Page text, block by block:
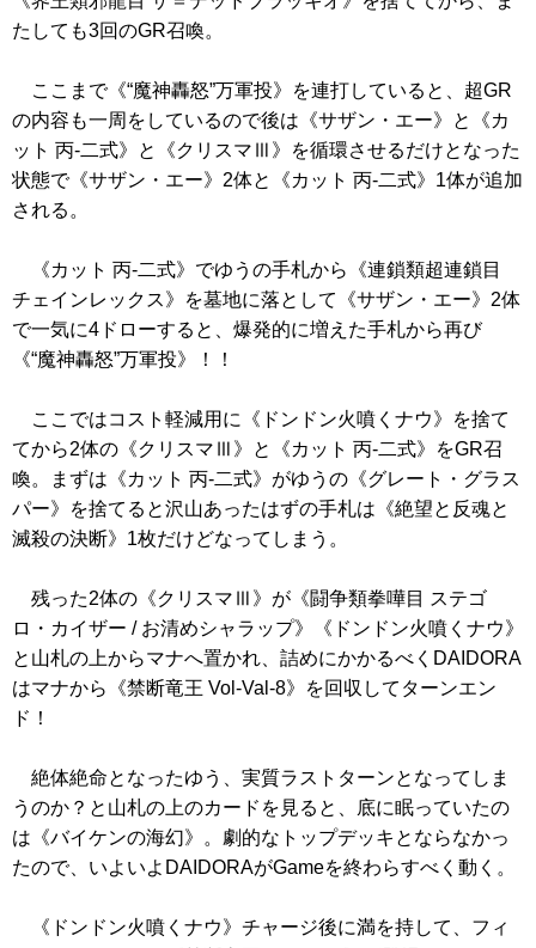
たしても3回のGR召喚。
ここまで《“魔神轟怒”万軍投》
を連打していると、超GR
の内容も一周をしているので後は 《サザン・エー》 と
《カ
ット 丙-二式》
と 《クリスマⅢ》
を循環させるだけとなった
状態で《サザン・エー》 2体と 《カット 丙-二式》 1体が追加
される。
《カット 丙-二式》 でゆうの手札から
《連鎖類超連鎖目
チェインレックス》
を墓地に落として 《サザン・エー》 2体
で一気に4ドローすると、爆発的に増えた手札から再び
《“魔神轟怒”万軍投》
！！
ここではコスト軽減用に 《ドンドン火噴くナウ》
を捨て
てから2体の 《クリスマⅢ》 と 《カット 丙-二式》
をGR召
喚。まずは 《カット 丙-二式》 がゆうの 《グレート・グラス
パー》
を捨てると沢山あったはずの手札は 《絶望と反魂と
滅殺の決断》 1枚だけどなってしまう。
残った2体の 《クリスマⅢ》 が 《闘争類拳嘩目 ステゴ
ロ・カイザー / お清めシャラップ》
《ドンドン火噴くナウ》
と山札の上からマナへ置かれ、詰めにかかるべくDAIDORA
はマナから
《禁断竜王 Vol-Val-8》
を回収してターンエン
ド！
絶体絶命となったゆう、実質ラストターンとなってしま
うのか？と山札の上のカードを見ると、底に眠っていたの
は 《バイケンの海幻》
。劇的なトップデッキとならなかっ
たので、いよいよDAIDORAがGameを終わらすべく動く。
《ドンドン火噴くナウ》 チャージ後に満を持して、フィ